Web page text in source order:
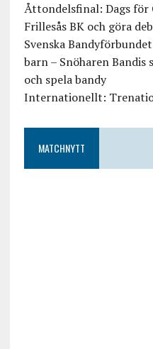
Åttondelsfinal: Dags
Frillesås BK och göra
Svenska
barn – Snöharen Bandis
och spela bandy
Internationellt:
MATCHNYTT